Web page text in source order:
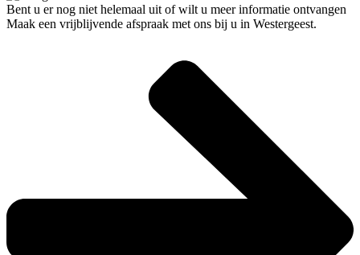
Bent u er nog niet helemaal uit of wilt u meer informatie ontvangen
Maak een vrijblijvende afspraak met ons bij u in Westergeest.